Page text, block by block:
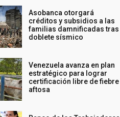
Asobanca otorgará
créditos y subsidios a las
familias damnificadas tras
doblete sísmico
Venezuela avanza en plan
estratégico para lograr
certificación libre de fiebre
aftosa